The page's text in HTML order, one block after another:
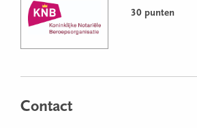
30 punten
Contact